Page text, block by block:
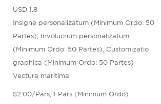
USD 1.8
Insigne personalizatum (Minimum Ordo: 50
Partes), Involucrum personalizatum
(Minimum Ordo: 50 Partes), Customizatio
graphica (Minimum Ordo: 50 Partes)
Vectura maritima
$2.00/Pars, 1 Pars (Minimum Ordo)